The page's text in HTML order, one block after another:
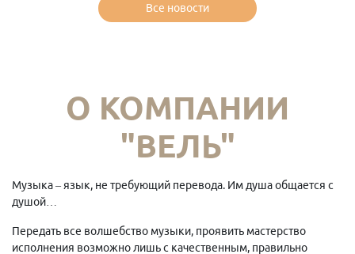
Все новости
О КОМПАНИИ
"ВЕЛЬ"
Музыка – язык, не требующий перевода. Им душа общается с
душой…
Передать все волшебство музыки, проявить мастерство
исполнения возможно лишь с качественным, правильно